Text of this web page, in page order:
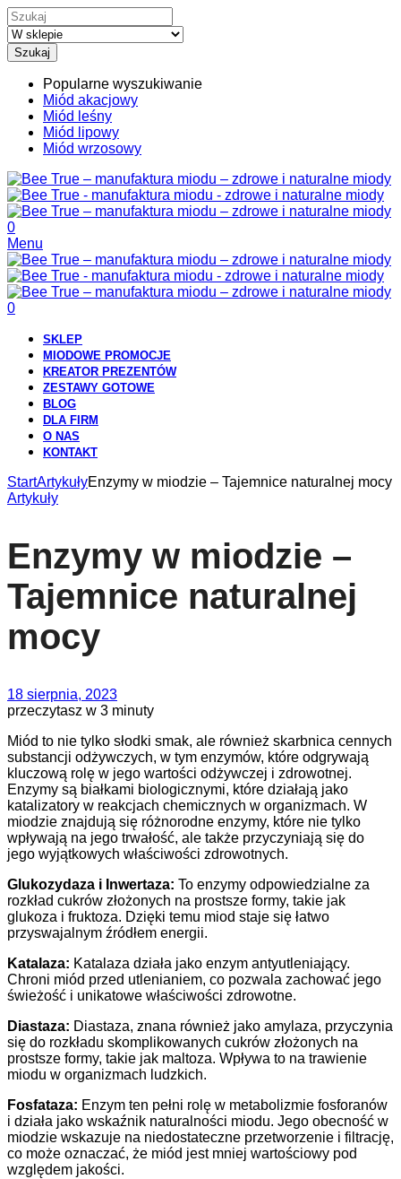
Szukaj
Popularne wyszukiwanie
Miód akacjowy
Miód leśny
Miód lipowy
Miód wrzosowy
0
Menu
0
SKLEP
MIODOWE PROMOCJE
KREATOR PREZENTÓW
ZESTAWY GOTOWE
BLOG
DLA FIRM
O NAS
KONTAKT
StartArtykułyEnzymy w miodzie – Tajemnice naturalnej mocy
Artykuły
Enzymy w miodzie –
Tajemnice naturalnej
mocy
18 sierpnia, 2023
przeczytasz w 3 minuty
Miód to nie tylko słodki smak, ale również skarbnica cennych
substancji odżywczych, w tym enzymów, które odgrywają
kluczową rolę w jego wartości odżywczej i zdrowotnej.
Enzymy są białkami biologicznymi, które działają jako
katalizatory w reakcjach chemicznych w organizmach. W
miodzie znajdują się różnorodne enzymy, które nie tylko
wpływają na jego trwałość, ale także przyczyniają się do
jego wyjątkowych właściwości zdrowotnych.
Glukozydaza i Inwertaza: To enzymy odpowiedzialne za
rozkład cukrów złożonych na prostsze formy, takie jak
glukoza i fruktoza. Dzięki temu miod staje się łatwo
przyswajalnym źródłem energii.
Katalaza: Katalaza działa jako enzym antyutleniający.
Chroni miód przed utlenianiem, co pozwala zachować jego
świeżość i unikatowe właściwości zdrowotne.
Diastaza: Diastaza, znana również jako amylaza, przyczynia
się do rozkładu skomplikowanych cukrów złożonych na
prostsze formy, takie jak maltoza. Wpływa to na trawienie
miodu w organizmach ludzkich.
Fosfataza: Enzym ten pełni rolę w metabolizmie fosforanów
i działa jako wskaźnik naturalności miodu. Jego obecność w
miodzie wskazuje na niedostateczne przetworzenie i filtrację,
co może oznaczać, że miód jest mniej wartościowy pod
względem jakości.